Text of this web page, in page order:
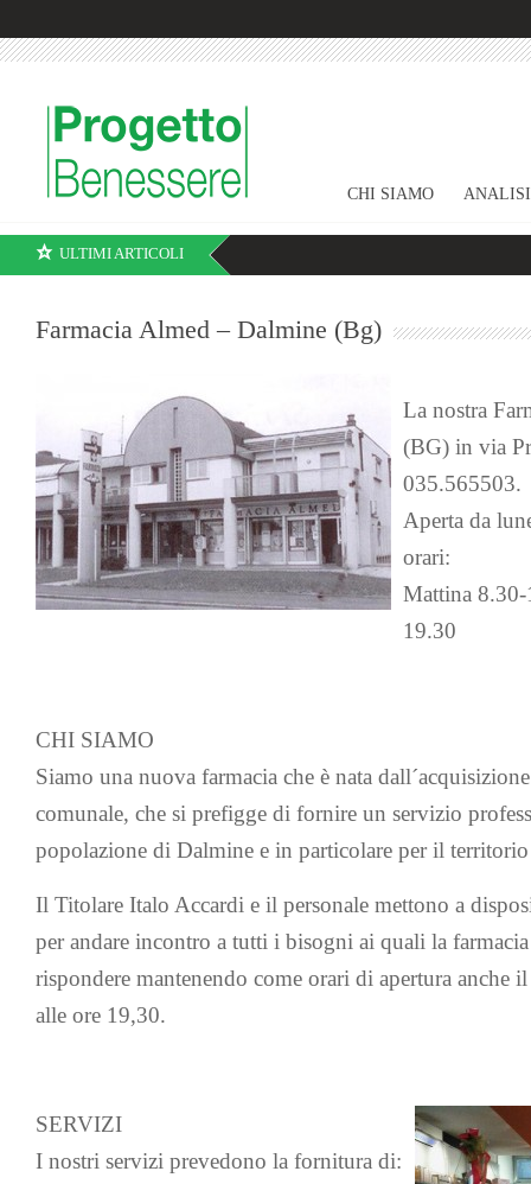
CHI SIAMO ANALISI
ULTIMI ARTICOLI
Farmacia Almed – Dalmine (Bg)
La nostra
(BG) in via
035.565503.
Aperta da
orari:
Mattina
19.30
CHI SIAMO
Siamo una nuova farmacia che è nata
comunale, che si prefigge di fornire un servizio
popolazione di Dalmine e in particolare per il
Il Titolare Italo Accardi e il personale mettono a
per andare incontro a tutti i bisogni ai quali la
rispondere mantenendo come orari di apertura anche
alle ore 19,30.
SERVIZI
I nostri servizi prevedono la fornitura di: